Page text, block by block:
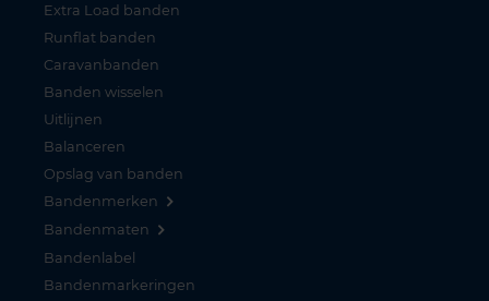
Extra Load banden
Runflat banden
Caravanbanden
Banden wisselen
Uitlijnen
Balanceren
Opslag van banden
Bandenmerken
Bandenmaten
Bandenlabel
Bandenmarkeringen